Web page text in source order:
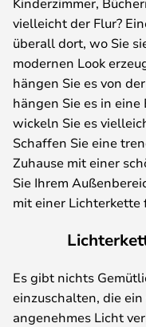
vielleicht der Flur?
überall dort, wo Sie
modernen Look
hängen Sie es von
hängen Sie es in
wickeln Sie es
Schaffen Sie eine
Zuhause mit einer
Sie Ihrem
mit einer Lichterkette
Es gibt nichts
einzuschalten, die
angenehmes Licht